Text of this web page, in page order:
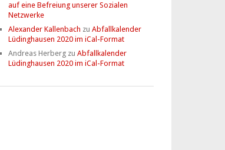
auf eine Befreiung unserer Sozialen
Netzwerke
Alexander Kallenbach zu Abfallkalender
Lüdinghausen 2020 im iCal-Format
Andreas Herberg zu Abfallkalender
Lüdinghausen 2020 im iCal-Format